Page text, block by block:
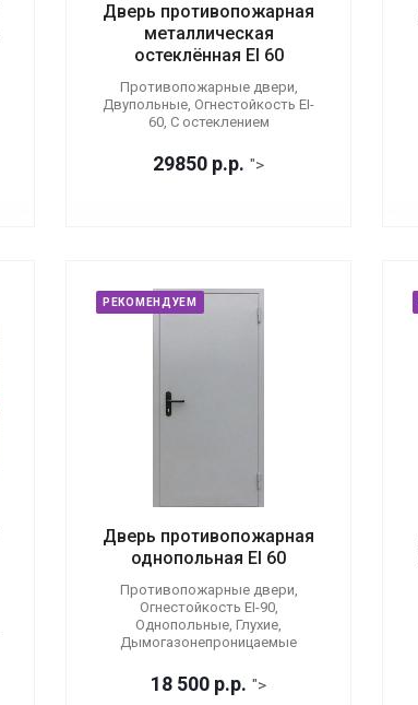
Дверь противопожарная
металлическая
остеклённая EI 60
Противопожарные двери,
Двупольные, Огнестойкость EI-
60, С остеклением
29850 р.р. ">
РЕКОМЕНДУЕМ
Дверь противопожарная
однопольная EI 60
Противопожарные двери,
Огнестойкость EI-90,
Однопольные, Глухие,
Дымогазонепроницаемые
18 500 р.р. ">